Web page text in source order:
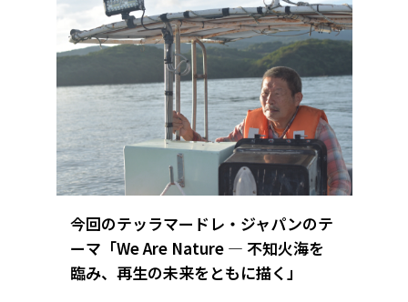
今回のテッラマードレ・ジャパンのテ
ーマ「We Are Nature ― 不知火海を
臨み、再生の未来をともに描く」